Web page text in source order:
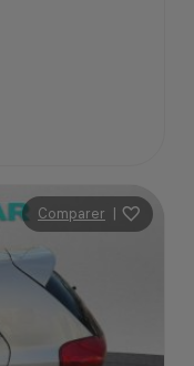
Comparer |